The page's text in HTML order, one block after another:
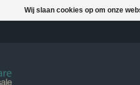
Wij slaan cookies op om onze